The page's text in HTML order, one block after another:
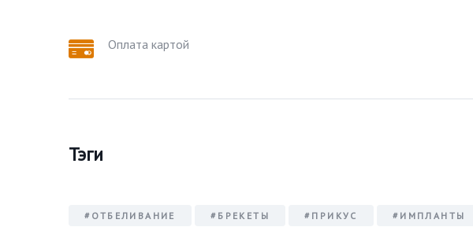
Оплата картой
Тэги
#ОТБЕЛИВАНИЕ #БРЕКЕТЫ #ПРИКУС #ИМПЛАНТЫ